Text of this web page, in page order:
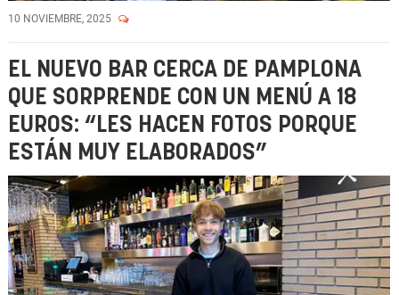
10 NOVIEMBRE, 2025
EL NUEVO BAR CERCA DE PAMPLONA
QUE SORPRENDE CON UN MENÚ A 18
EUROS: “LES HACEN FOTOS PORQUE
ESTÁN MUY ELABORADOS”